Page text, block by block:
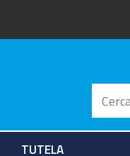
TUTELA